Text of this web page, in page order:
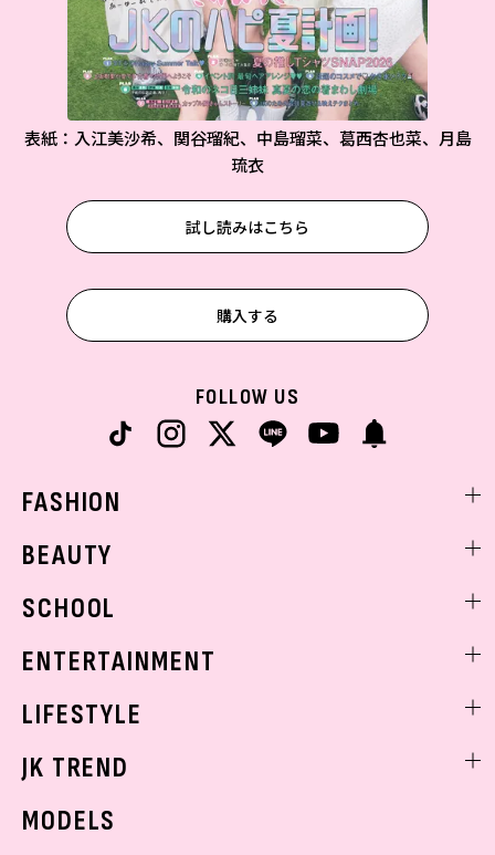
表紙：入江美沙希、関谷瑠紀、中島瑠菜、葛西杏也菜、月島
琉衣
試し読みはこちら
購入する
FOLLOW US
FASHION
着回し
BEAUTY
ベストコスメ
ボディケア
SCHOOL
学校ヘアメイク
ENTERTAINMENT
K-POP
LIFESTYLE
モデルの購入品
JK TREND
MODELS